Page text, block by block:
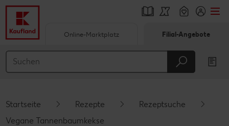
Hauptinhalt
Schwebender Seitenbereich
Online-Marktplatz Filial-Angebote
Startseite Rezepte
Rezeptsuche
Vegane Tannenbaumkekse